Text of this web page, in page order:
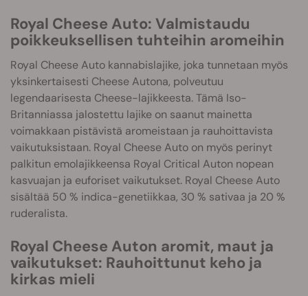
Royal Cheese Auto: Valmistaudu
poikkeuksellisen tuhteihin aromeihin
Royal Cheese Auto kannabislajike, joka tunnetaan myös
yksinkertaisesti Cheese Autona, polveutuu
legendaarisesta Cheese-lajikkeesta. Tämä Iso-
Britanniassa jalostettu lajike on saanut mainetta
voimakkaan pistävistä aromeistaan ja rauhoittavista
vaikutuksistaan. Royal Cheese Auto on myös perinyt
palkitun emolajikkeensa Royal Critical Auton nopean
kasvuajan ja euforiset vaikutukset. Royal Cheese Auto
sisältää 50 % indica-genetiikkaa, 30 % sativaa ja 20 %
ruderalista.
Royal Cheese Auton aromit, maut ja
vaikutukset: Rauhoittunut keho ja
kirkas mieli